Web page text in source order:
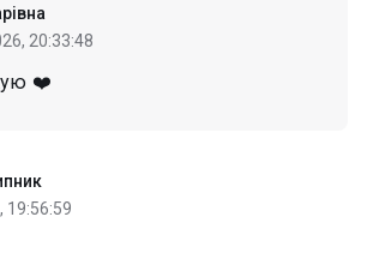
20:33:48
❤️
19:56:59